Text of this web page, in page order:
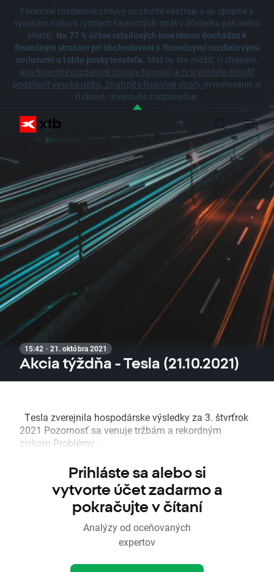
Finančné rozdielové zmluvy sú zložité nástroje a sú spojené s
vysokým rizikom rýchlych finančných strát v dôsledku pákového
efektu. Na 77 % účtov retailových investorov dochádza k
finančným stratám pri obchodovaní s finančnými rozdielovými
zmluvami u tohto poskytovateľa. Mali by ste zvážiť, či chápete,
ako finančné rozdielové zmluvy fungujú, a či si môžete dovoliť
podstúpiť vysoké riziko, že utrpíte finančné straty.Investovanie je
rizikové. Investujte zodpovedne.
15:42 · 21. októbra 2021
Akcia týždňa - Tesla (21.10.2021)
Tesla zverejnila hospodárske výsledky za 3. štvrťrok
2021 Pozornosť sa venuje tržbám a rekordným
ziskom Problémy...
Prihláste sa alebo si
vytvorte účet zadarmo a
pokračujte v čítaní
Analýzy od oceňovaných
expertov